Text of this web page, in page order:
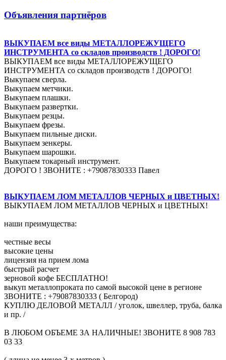
Объявления партнёров
ВЫКУПАЕМ все виды МЕТАЛЛОРЕЖУЩЕГО
ИНСТРУМЕНТА со складов производств ! ДОРОГО!
ВЫКУПАЕМ все виды МЕТАЛЛОРЕЖУЩЕГО
ИНСТРУМЕНТА со складов производств ! ДОРОГО!
Выкупаем сверла.
Выкупаем метчики.
Выкупаем плашки.
Выкупаем развертки.
Выкупаем резцы.
Выкупаем фрезы.
Выкупаем пильные диски.
Выкупаем зенкеры.
Выкупаем шарошки.
Выкупаем токарный инструмент.
ДОРОГО ! ЗВОНИТЕ : +79087830333 Павел
ВЫКУПАЕМ ЛОМ МЕТАЛЛОВ ЧЕРНЫХ и ЦВЕТНЫХ!
ВЫКУПАЕМ ЛОМ МЕТАЛЛОВ ЧЕРНЫХ и ЦВЕТНЫХ!
наши преимущества:
честные весы
высокие цены
лицензия на прием лома
быстрый расчет
зерновой кофе БЕСПЛАТНО!
выкуп металлопроката по самой высокой цене в регионе
ЗВОНИТЕ : +79087830333 ( Белгород)
КУПЛЮ ДЕЛОВОЙ МЕТАЛЛ / уголок, швеллер, труба, балка
и пр. /
В ЛЮБОМ ОБЪЕМЕ ЗА НАЛИЧНЫЕ! ЗВОНИТЕ 8 908 783
03 33